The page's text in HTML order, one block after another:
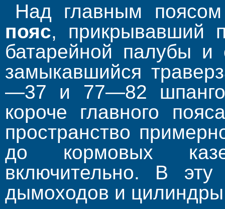
Над главным
пояс, прикрывавший
батарейной палубы
замыкавшийся
—37 и 77—82
короче главного
пространство
до кормовых
включительно. В
дымоходов и